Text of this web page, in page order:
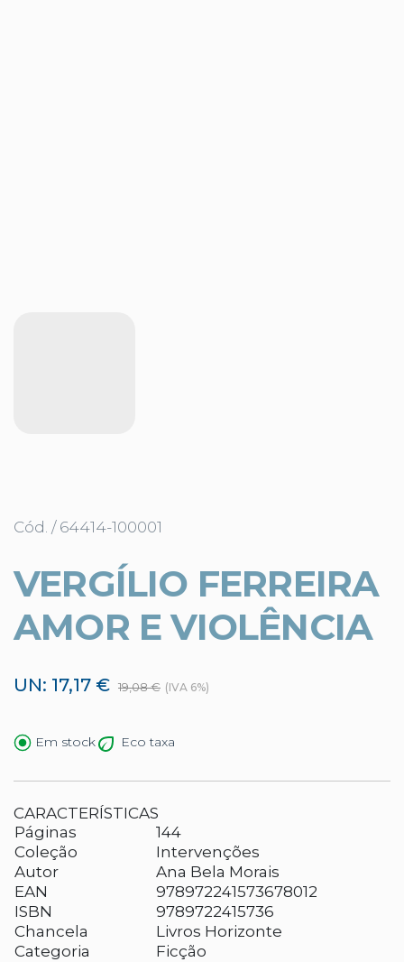
Cód. / 64414-100001
VERGÍLIO FERREIRA
AMOR E VIOLÊNCIA
UN: 17,17 € 19,08 € (IVA 6%)
Em stock Eco taxa
CARACTERÍSTICAS
Páginas
144
Coleção
Intervenções
Autor
Ana Bela Morais
EAN
978972241573678012
ISBN
9789722415736
Chancela
Livros Horizonte
Categoria
Ficção